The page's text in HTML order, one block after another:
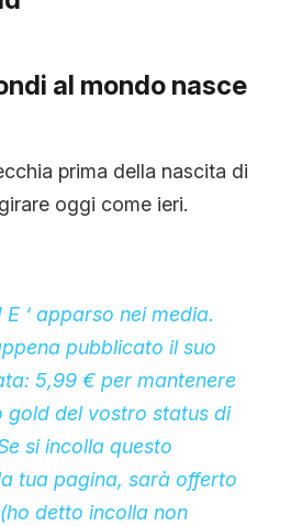
NETWORK
al mondo nasce
prima della nascita di
oggi come ieri.
E ‘ apparso nei media.
pubblicato il suo
5,99 € per mantenere
gold del vostro status di
si incolla questo
tua pagina, sarà offerto
detto incolla non